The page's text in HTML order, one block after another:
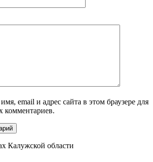
email и адрес сайта в этом браузере для
комментариев.
Калужской области